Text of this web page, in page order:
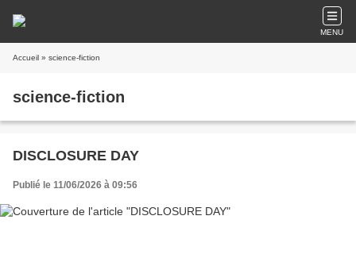
MENU
Accueil » science-fiction
science-fiction
DISCLOSURE DAY
Publié le 11/06/2026 à 09:56